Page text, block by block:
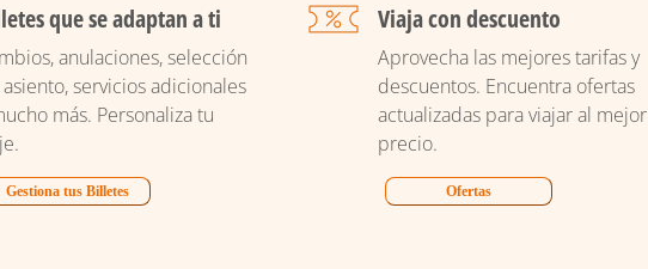
que se adaptan a ti
anulaciones, selección
servicios adicionales
más. Personaliza tu
Gestiona tus Billetes
Viaja con descuento
Aprovecha las mejores tarifas y
descuentos. Encuentra ofertas
actualizadas para viajar al mejor
precio.
Ofertas